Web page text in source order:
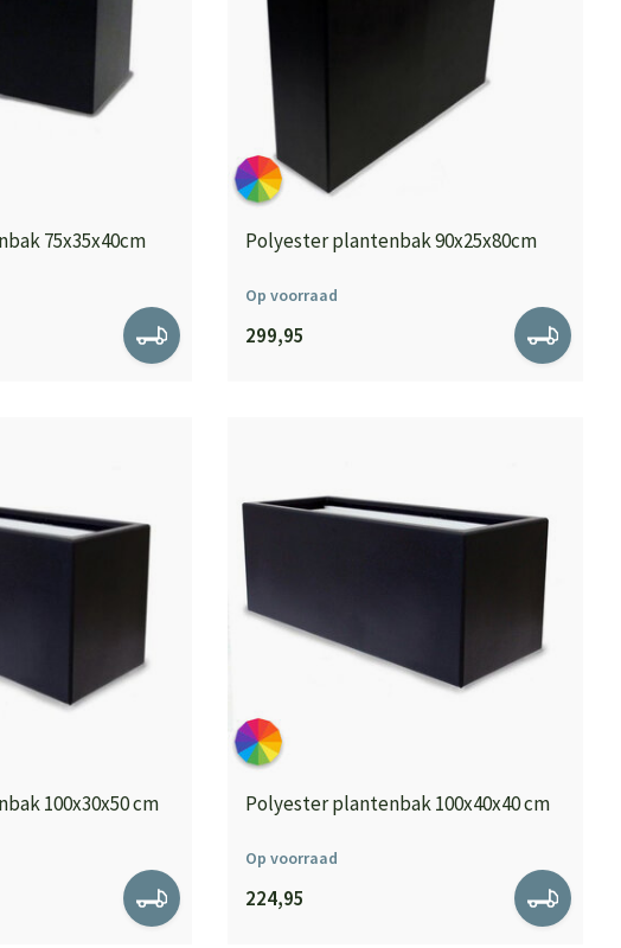
75x35x40cm Polyester plantenbak 90x25x80cm
Op voorraad
299,95
100x30x50 cm Polyester plantenbak 100x40x40 cm
Op voorraad
224,95